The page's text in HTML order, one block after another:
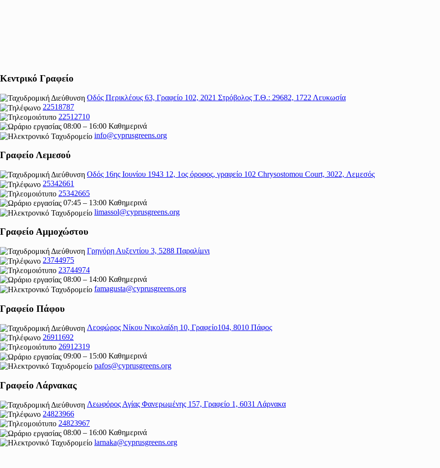
Κεντρικό Γραφείο
Οδός Περικλέους 63, Γραφείο 102, 2021 Στρόβολος Τ.Θ.: 29682, 1722 Λευκωσία
22518787
22512710
08:00 – 16:00 Καθημερινά
info@cyprusgreens.org
Γραφείο Λεμεσού
Οδός 16ης Ιουνίου 1943 12, 1ος όροφος, γραφείο 102 Chrysostomou Court, 3022, Λεμεσός
25342661
25342665
07:45 – 13:00 Καθημερινά
limassol@cyprusgreens.org
Γραφείο Αμμοχώστου
Γρηγόρη Αυξεντίου 3, 5288 Παραλίμνι
23744975
23744974
08:00 – 14:00 Καθημερινά
famagusta@cyprusgreens.org
Γραφείο Πάφου
Λεοφώρος Νίκου Νικολαίδη 10, Γραφείο104, 8010 Πάφος
26911692
26912319
09:00 – 15:00 Καθημερινά
pafos@cyprusgreens.org
Γραφείο Λάρνακας
Λεωφόρος Αγίας Φανερωμένης 157, Γραφείο 1, 6031 Λάρνακα
24823966
24823967
08:00 – 16:00 Καθημερινά
larnaka@cyprusgreens.org